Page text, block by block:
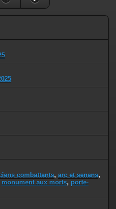
combattants, arc et senans,
monument aux morts, porte-